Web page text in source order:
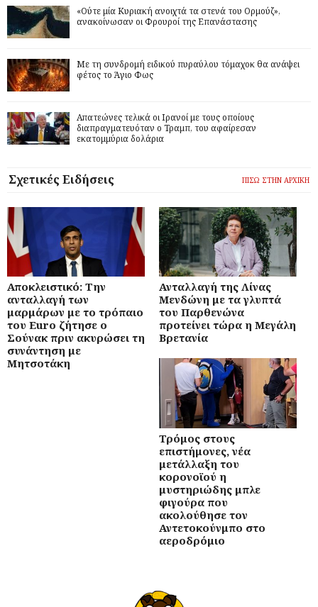
«Ούτε μία Κυριακή ανοιχτά τα στενά του Ορμούζ»,
ανακοίνωσαν οι Φρουροί της Επανάστασης
Με τη συνδρομή ειδικού πυραύλου τόμαχοκ θα ανάψει
φέτος το Άγιο Φως
Απατεώνες τελικά οι Ιρανοί με τους οποίους
διαπραγματευόταν ο Τραμπ, του αφαίρεσαν
εκατομμύρια δολάρια
Σχετικές Ειδήσεις ΠΙΣΩ ΣΤΗΝ ΑΡΧΙΚΗ
Αποκλειστικό: Την
ανταλλαγή των
μαρμάρων με το τρόπαιο
του Euro ζήτησε ο
Σούνακ πριν ακυρώσει τη
συνάντηση με
Μητσοτάκη
Ανταλλαγή της Λίνας
Μενδώνη με τα γλυπτά
του Παρθενώνα
προτείνει τώρα η Μεγάλη
Βρετανία
Τρόμος στους
επιστήμονες, νέα
μετάλλαξη του
κορονοϊού η
μυστηριώδης μπλε
φιγούρα που
ακολούθησε τον
Αντετοκούνμπο στο
αεροδρόμιο